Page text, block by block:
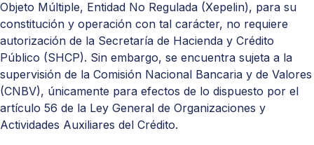
Objeto Múltiple, Entidad No Regulada (Xepelin), para su
constitución y operación con tal carácter, no requiere
autorización de la Secretaría de Hacienda y Crédito
Público (SHCP). Sin embargo, se encuentra sujeta a la
supervisión de la Comisión Nacional Bancaria y de Valores
(CNBV), únicamente para efectos de lo dispuesto por el
artículo 56 de la Ley General de Organizaciones y
Actividades Auxiliares del Crédito.